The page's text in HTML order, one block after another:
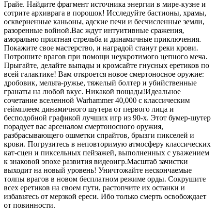
Грайе. Найдите фрагмент источника энергии в мире-кузне и
сотрите архиврага в порошок! Исследуйте бастионы, храмы,
оскверненные каньоны, адские печи и бесчисленные земли,
разоренные войной.Вас ждут интуитивные сражения,
аморально приятная стрельба и динамичные приключения.
Покажите свое мастерство, и наградой станут реки крови.
Потрошите врагов при помощи неукротимого цепного меча.
Прыгайте, делайте выпады и кромсайте гнусных еретиков по
всей галактике! Вам откроется новое смертоносное оружие:
дробовик, мельта-ружье, тяжелый болтер и убийственные
гранаты на любой вкус. Никакой пощады!Идеальное
сочетание вселенной Warhammer 40,000 с классическим
геймплеем динамичного шутера от первого лица и
бесподобной графикой лучших игр из 90-х. Этот бумер-шутер
порадует вас арсеналом смертоносного оружия,
разбрасывающего ошметки спрайтов, брызги пикселей и
крови. Погрузитесь в неповторимую атмосферу классических
кат-сцен и пиксельных пейзажей, выполненных с уважением
к знаковой эпохе развития видеоигр.Масштаб зачистки
выходит на новый уровень! Уничтожайте нескончаемые
толпы врагов в новом бесплатном режиме орды. Сокрушите
всех еретиков на своем пути, растопчите их останки и
избавьтесь от мерзкой ереси. Ибо только смерть освобождает
от повинности.